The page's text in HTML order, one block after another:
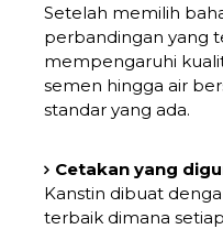
Setelah memilih
perbandingan yang
mempengaruhi
semen hingga air
standar yang ada.
Cetakan yang
Kanstin dibuat
terbaik dimana